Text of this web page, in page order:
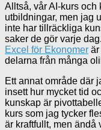
Alltså, vår AI-kurs och
utbildningar, men jag
inte har tillräckliga
saker de gör varje
Excel för Ekonomer är
delarna från många
Ett annat område där
insett hur mycket tid
kunskap är
kurs som jag tycker
är kraftfullt, men ändå